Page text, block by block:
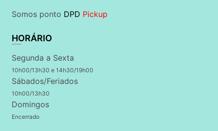
Somos ponto DPD Pickup
HORÁRIO
Segunda a Sexta
10h00/13h30 e 14h30/19h00
Sábados/Feriados
10h00/13h30
Domingos
Encerrado